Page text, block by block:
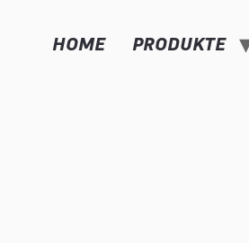
HOME PRODUKTE